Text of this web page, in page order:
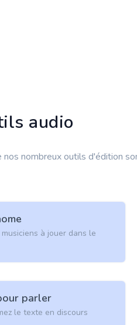
audio
nos nombreux outils d'édition
à jouer dans le
parler
le texte en discours